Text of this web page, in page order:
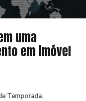
uma
em imóvel
Temporada,